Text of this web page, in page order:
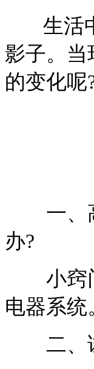
生活中
影子。当
的变化
一、高
办?
小窍门
电器系统
二、试